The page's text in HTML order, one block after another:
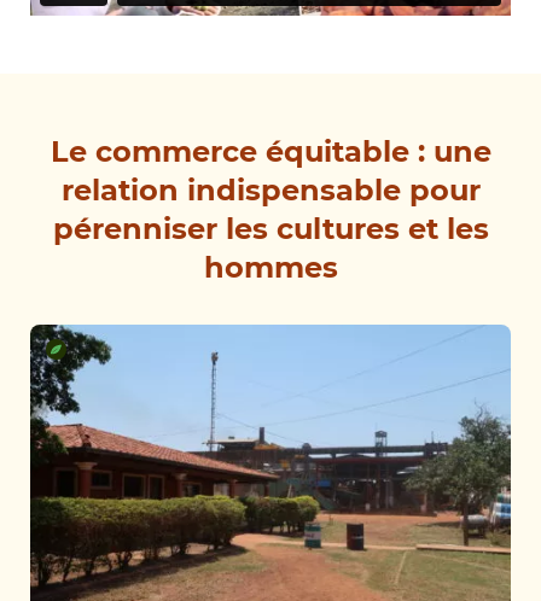
Le commerce équitable : une
relation indispensable pour
pérenniser les cultures et les
hommes